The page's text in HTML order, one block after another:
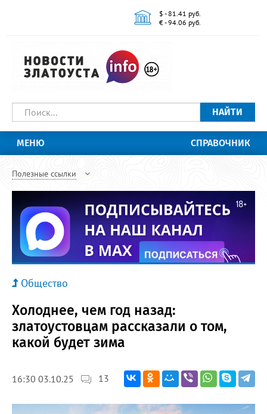
$ - 81.41 руб.
€ - 94.06 руб.
НАЙТИ
МЕНЮ СПРАВОЧНИК
Полезные ссылки
Общество
Холоднее, чем год назад:
златоустовцам рассказали о том,
какой будет зима
16:30 03.10.25 13